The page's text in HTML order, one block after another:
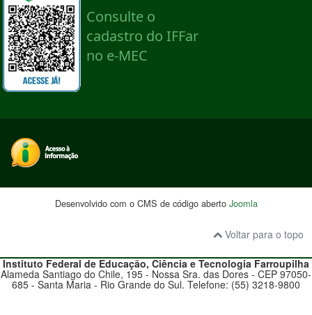
Desenvolvido com o CMS de código aberto Joomla
Voltar para o topo
Instituto Federal de Educação, Ciência e TecnologiaFarroupilha
Alameda Santiago do Chile, 195 - Nossa Sra. das Dores - CEP 97050-
685 - Santa Maria - Rio Grande do Sul. Telefone: (55) 3218-9800